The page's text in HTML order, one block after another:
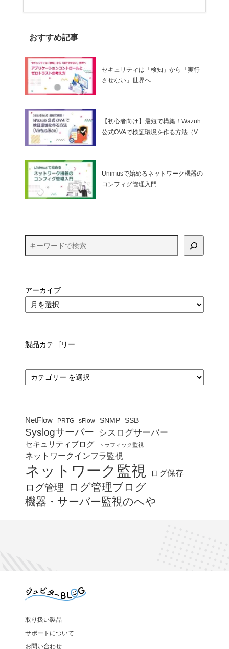
おすすめ記事
セキュリティは「検知」から「実行
させない」世界へ
ゼロトラストの考え方
【初心者向け】最短で構築！Wazuh
公式OVAで検証環境を作る方法（Virt
Unimusで始めるネットワーク機器の
コンフィグ管理入門
アーカイブ
製品カテゴリー
カ
テ
ゴ
NetFlow PRTG sFlow SNMP SSB
Syslogサーバー シスログサーバー
セキュリティブログ トラフィック監視
ネットワークインフラ監視
ネットワーク監視 ログ保存
ログ管理
ログ管理ブログ
機器・サーバー監視のへや
取り扱い製品
サポートについて
お問い合わせ